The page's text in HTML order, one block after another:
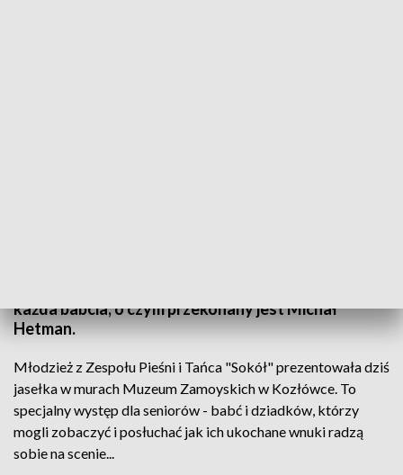
każda babcia, o czym przekonany jest Michał
Hetman.
Młodzież z Zespołu Pieśni i Tańca "Sokół" prezentowała dziś
jasełka w murach Muzeum Zamoyskich w Kozłówce. To
specjalny występ dla seniorów - babć i dziadków, którzy
mogli zobaczyć i posłuchać jak ich ukochane wnuki radzą
sobie na scenie...